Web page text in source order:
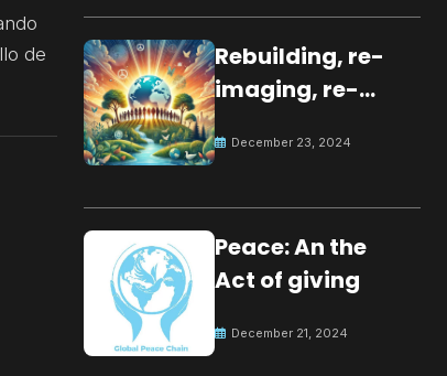
de
Rebuilding, re-
imaging, re-
peaceful culture
December 23, 2024
Peace: An the
Act of giving
December 21, 2024